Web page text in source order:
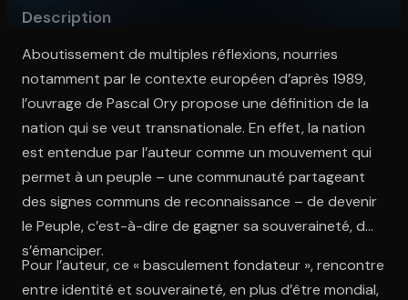
Description
Aboutissement de multiples réflexions, nourries
notamment par le contexte européen d’après 1989,
l’ouvrage de Pascal Ory propose une définition de la
nation qui se veut transnationale. En effet, la nation
est entendue par l’auteur comme un mouvement qui
permet à un peuple – une communauté partageant
des signes communs de reconnaissance – de devenir
le Peuple, c’est-à-dire de gagner sa souveraineté, de
s’émanciper.
Pour l’auteur, ce « basculement fondateur », rencontre
entre identité et souveraineté, en plus d’être mondial,